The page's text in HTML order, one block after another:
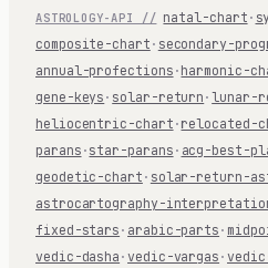
ASTROLOGY-API // natal-chart ·
composite-chart · secondary-
annual-profections · harmonic-
gene-keys · solar-return ·lunar-
heliocentric-chart · relocated-
parans · star-parans · acg-best-
geodetic-chart · solar-return-
astrocartography-
fixed-stars · arabic-parts ·
vedic-dasha ·vedic-vargas ·